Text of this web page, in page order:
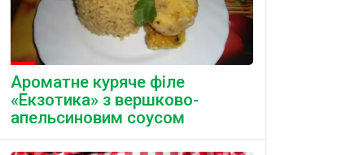
Ароматне куряче філе
«Екзотика» з вершково-
апельсиновим соусом